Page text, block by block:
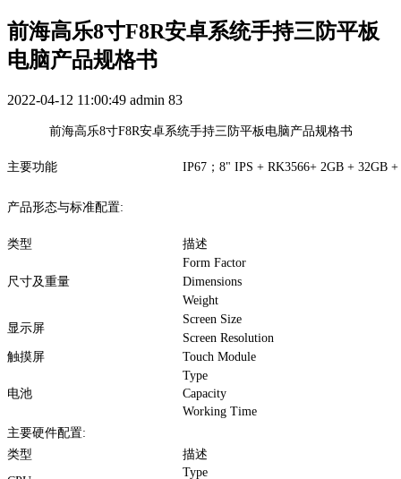
前海高乐8寸F8R安卓系统手持三防平板
电脑产品规格书
2022-04-12 11:00:49 admin 83
前海高乐8寸F8R安卓系统手持三防平板电脑产品规格书
主要功能 IP67；8" IPS + RK3566+ 2GB + 32GB
产品形态与标准配置:
类型 描述
尺寸及重量
Form Factor
Dimensions
Weight
显示屏
Screen Size
Screen Resolution
触摸屏
Touch Module
电池
Type
Capacity
Working Time
主要硬件配置:
类型
描述
Type